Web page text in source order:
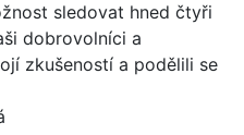
sledovat hned čtyři
dobrovolníci a
zkušeností a podělili se